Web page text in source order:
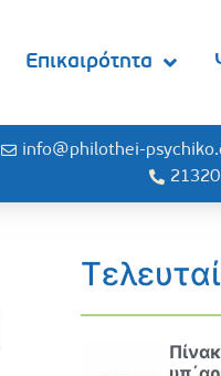
Επικαιρότητα
info@philothei-